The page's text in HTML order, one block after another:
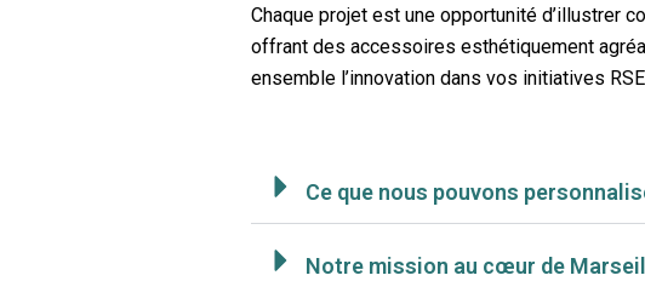
Chaque projet est une opportunité d’illustrer
offrant des accessoires esthétiquement
ensemble l’innovation dans vos initiatives
Ce que nous pouvons
Notre mission au cœur de